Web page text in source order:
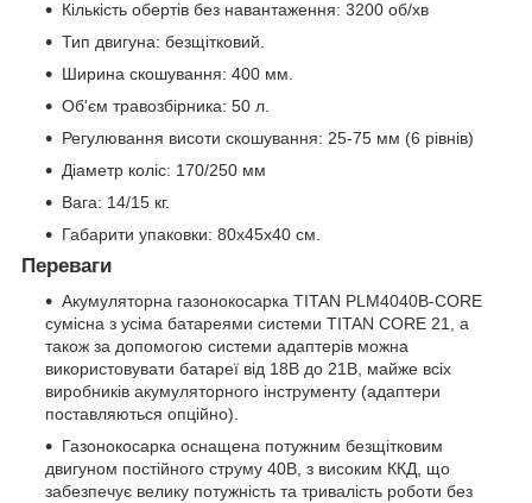
Кількість обертів без навантаження: 3200 об/хв
Тип двигуна: безщітковий.
Ширина скошування: 400 мм.
Об'єм травозбірника: 50 л.
Регулювання висоти скошування: 25-75 мм (6 рівнів)
Діаметр коліс: 170/250 мм
Вага: 14/15 кг.
Габарити упаковки: 80x45x40 см.
Переваги
Акумуляторна газонокосарка TITAN PLM4040B-CORE
сумісна з усіма батареями системи TITAN CORE 21, а
також за допомогою системи адаптерів можна
використовувати батареї від 18В до 21В, майже всіх
виробників акумуляторного інструменту (адаптери
поставляються опційно).
Газонокосарка оснащена потужним безщітковим
двигуном постійного струму 40В, з високим ККД, що
забезпечує велику потужність та тривалість роботи без